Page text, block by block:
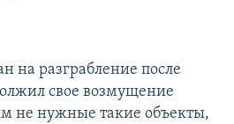
на разграбление после
свое возмущение
не нужные такие объекты,